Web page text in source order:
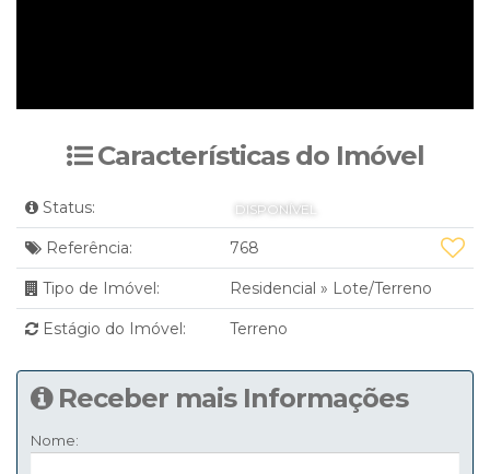
Características do Imóvel
Status: DISPONÍVEL
Referência: 768
Tipo de Imóvel: Residencial » Lote/Terreno
Estágio do Imóvel: Terreno
Receber mais Informações
Nome: